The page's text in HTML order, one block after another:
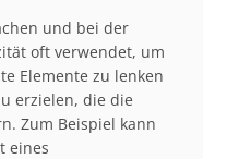
und bei der
oft verwendet, um
Elemente zu lenken
erzielen, die die
Zum Beispiel kann
eines